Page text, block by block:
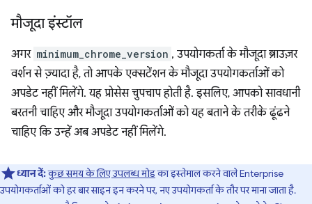
मौजूदा इंस्टॉल
अगर minimum_chrome_version , उपयोगकर्ता के मौजूदा ब्राउज़र
वर्शन से ज़्यादा है, तो आपके एक्सटेंशन के मौजूदा उपयोगकर्ताओं को
अपडेट नहीं मिलेंगे. यह प्रोसेस चुपचाप होती है. इसलिए, आपको सावधानी
बरतनी चाहिए और मौजूदा उपयोगकर्ताओं को यह बताने के तरीके ढूंढने
चाहिए कि उन्हें अब अपडेट नहीं मिलेंगे.
ध्यान दें:कुछ समय के लिए उपलब्ध मोडका इस्तेमाल करने वाले Enterprise
उपयोगकर्ताओं को हर बार साइन इन करने पर, नए उपयोगकर्ता के तौर पर माना जाता है.